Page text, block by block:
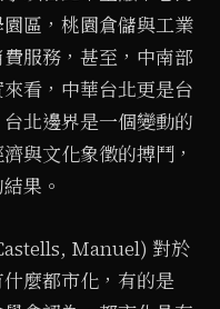
區，桃園倉儲與工業
服務，甚至，中南部
看，中華台北更是台
北邊界是一個變動的
與文化象徵的搏鬥，
果。
Manuel) 對於
什麼都市化，有的是